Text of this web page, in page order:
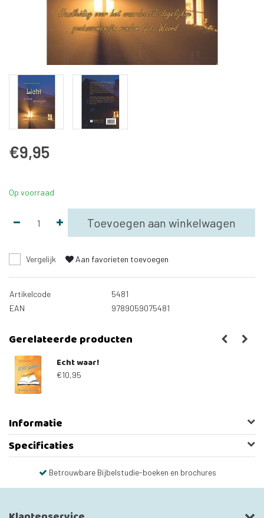
€9,95
Op voorraad
Toevoegen aan winkelwagen
Vergelijk Aan favorieten toevoegen
Artikelcode
5481
EAN
9789059075481
Gerelateerde producten
Echt waar!
€10,95
Informatie
Specificaties
Betrouwbare Bijbelstudie-boeken en brochures